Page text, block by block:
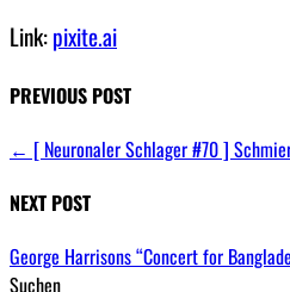
Link:pixite.ai
PREVIOUS POST
← [ Neuronaler Schlager #70 ]
NEXT POST
George Harrisons “Concert for
Suchen